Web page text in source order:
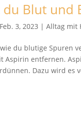
Blut und
Feb. 3, 2023 |Alltag mit
du blutige Spuren
Aspirin entfernen.
Dazu wird es